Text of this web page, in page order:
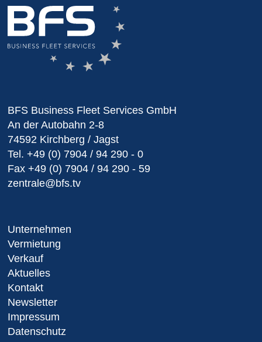
BFS Business Fleet Services GmbH
An der Autobahn 2-8
74592 Kirchberg / Jagst
Tel. +49 (0) 7904 / 94 290 - 0
Fax +49 (0) 7904 / 94 290 - 59
zentrale@bfs.tv
Unternehmen
Vermietung
Verkauf
Aktuelles
Kontakt
Newsletter
Impressum
Datenschutz